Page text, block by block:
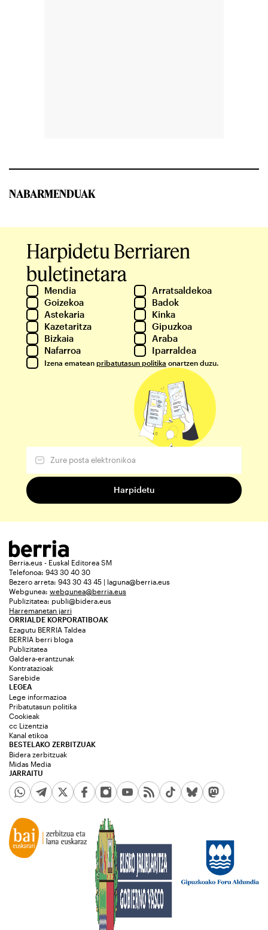
NABARMENDUAK
Harpidetu Berriaren
buletinetara
Mendia
Arratsaldekoa
Goizekoa
Badok
Astekaria
Kinka
Kazetaritza
Gipuzkoa
Bizkaia
Araba
Nafarroa
Iparraldea
Izena ematean pribatutasun politika onartzen duzu.
Berria.eus - Euskal Editorea SM
Telefonoa: 943 30 40 30
Bezero arreta: 943 30 43 45 | laguna@berria.eus
Webgunea: webgunea@berria.eus
Publizitatea: publi@bidera.eus
Harremanetan jarri
ORRIALDE KORPORATIBOAK
Ezagutu BERRIA Taldea
BERRIA berri bloga
Publizitatea
Galdera-erantzunak
Kontratazioak
Sarebide
JARRAITU
LEGEA
Lege informazioa
Pribatutasun politika
Cookieak
cc Lizentzia
Kanal etikoa
BESTELAKO ZERBITZUAK
Bidera zerbitzuak
Midas Media